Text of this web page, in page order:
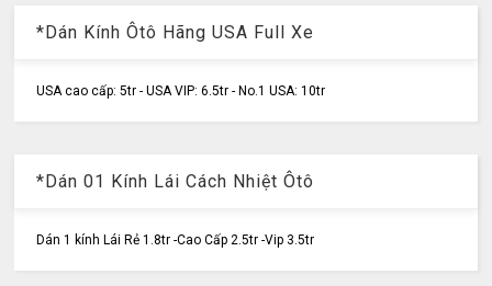
*Dán Kính Ôtô Hãng USA Full Xe
USA cao cấp: 5tr - USA VIP: 6.5tr - No.1 USA: 10tr
*Dán 01 Kính Lái Cách Nhiệt Ôtô
Dán 1 kính Lái Rẻ 1.8tr -Cao Cấp 2.5tr -Vip 3.5tr